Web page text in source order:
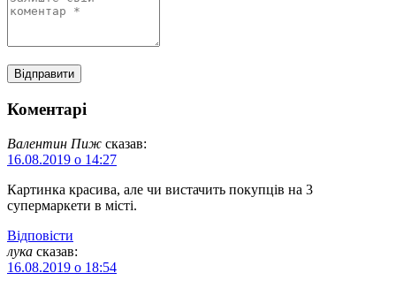
Коментарі
Валентин Пиж сказав:
16.08.2019 о 14:27
Картинка красива, але чи вистачить покупців на 3
супермаркети в місті.
Відповіcти
лука сказав:
16.08.2019 о 18:54